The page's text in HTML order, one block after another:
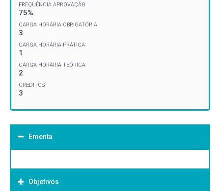
FREQUÊNCIA APROVAÇÃO
75%
CARGA HORÁRIA OBRIGATÓRIA
3
CARGA HORÁRIA PRÁTICA
1
CARGA HORÁRIA TEÓRICA
2
CRÉDITOS
3
Ementa
Objetivos